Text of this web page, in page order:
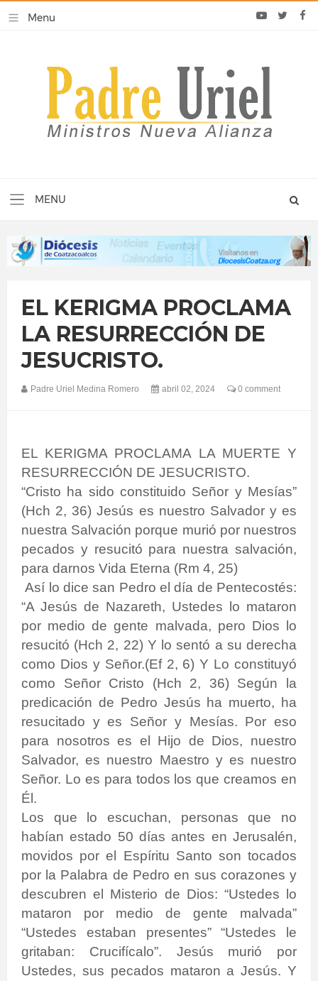
EL KERIGMA PROCLAMA
LA RESURRECCIÓN DE
JESUCRISTO.
Padre Uriel Medina Romero abril 02, 2024 0 comment
EL KERIGMA PROCLAMA LA MUERTE Y
RESURRECCIÓN DE JESUCRISTO.
“Cristo ha sido constituido Señor y Mesías”
(Hch 2, 36) Jesús es nuestro Salvador y es
nuestra Salvación porque murió por nuestros
pecados y resucitó para nuestra salvación,
para darnos Vida Eterna (Rm 4, 25)
Así lo dice san Pedro el día de Pentecostés:
“A Jesús de Nazareth, Ustedes lo mataron
por medio de gente malvada, pero Dios lo
resucitó (Hch 2, 22) Y lo sentó a su derecha
como Dios y Señor.(Ef 2, 6) Y Lo constituyó
como Señor Cristo (Hch 2, 36) Según la
predicación de Pedro Jesús ha muerto, ha
resucitado y es Señor y Mesías. Por eso
para nosotros es el Hijo de Dios, nuestro
Salvador, es nuestro Maestro y es nuestro
Señor. Lo es para todos los que creamos en
Él.
Los que lo escuchan, personas que no
habían estado 50 días antes en Jerusalén,
movidos por el Espíritu Santo son tocados
por la Palabra de Pedro en sus corazones y
descubren el Misterio de Dios: “Ustedes lo
mataron por medio de gente malvada”
“Ustedes estaban presentes” “Ustedes le
gritaban: Crucifícalo”. Jesús murió por
Ustedes, sus pecados mataron a Jesús. Y